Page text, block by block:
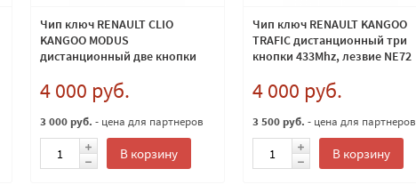
Чип ключ RENAULT CLIO
KANGOO MODUS
дистанционный две кнопки
4 000 руб.
3 000 руб. - цена для партнеров
В корзину
Чип ключ RENAULT KANGOO
TRAFIC дистанционный три
кнопки 433Mhz, лезвие NE72
4 000 руб.
3 500 руб. - цена для партнеров
В корзину